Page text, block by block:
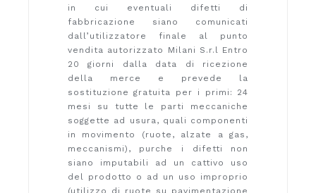
in cui eventuali difetti di
fabbricazione siano comunicati
dall’utilizzatore finale al punto
vendita autorizzato Milani S.r.l Entro
20 giorni dalla data di ricezione
della merce e prevede la
sostituzione gratuita per i primi: 24
mesi su tutte le parti meccaniche
soggette ad usura, quali componenti
in movimento (ruote, alzate a gas,
meccanismi), purche i difetti non
siano imputabili ad un cattivo uso
del prodotto o ad un uso improprio